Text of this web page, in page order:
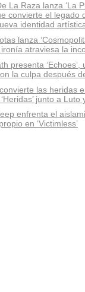
La Raza lanza ‘La
convierte el legado
identidad
lanza
atraviesa la
presenta
la culpa después
las heridas
junto a Luto
enfrenta el
en ‘Victimless’